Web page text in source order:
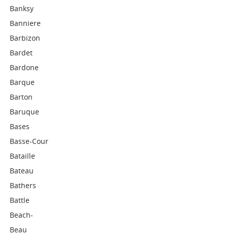
Banksy
Banniere
Barbizon
Bardet
Bardone
Barque
Barton
Baruque
Bases
Basse-Cour
Bataille
Bateau
Bathers
Battle
Beach-
Beau